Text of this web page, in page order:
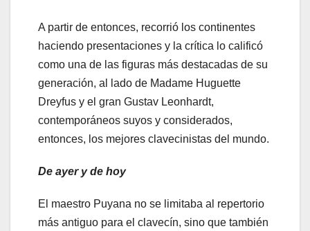
A partir de entonces, recorrió los continentes
haciendo presentaciones y la crítica lo calificó
como una de las figuras más destacadas de su
generación, al lado de Madame Huguette
Dreyfus y el gran Gustav Leonhardt,
contemporáneos suyos y considerados,
entonces, los mejores clavecinistas del mundo.
De ayer y de hoy
El maestro Puyana no se limitaba al repertorio
más antiguo para el clavecín, sino que también